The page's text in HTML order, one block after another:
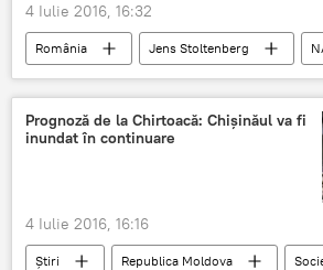
4 Iulie 2016, 16:32
România Jens Stoltenberg
Europa de Est
Marea Neagră
Consolidare
Buget
soldați
Suveranitate
Agresiune
Prognoză de la Chirtoacă: Chișinăul va fi
inundat în continuare
4 Iulie 2016, 16:16
Știri Republica Moldova